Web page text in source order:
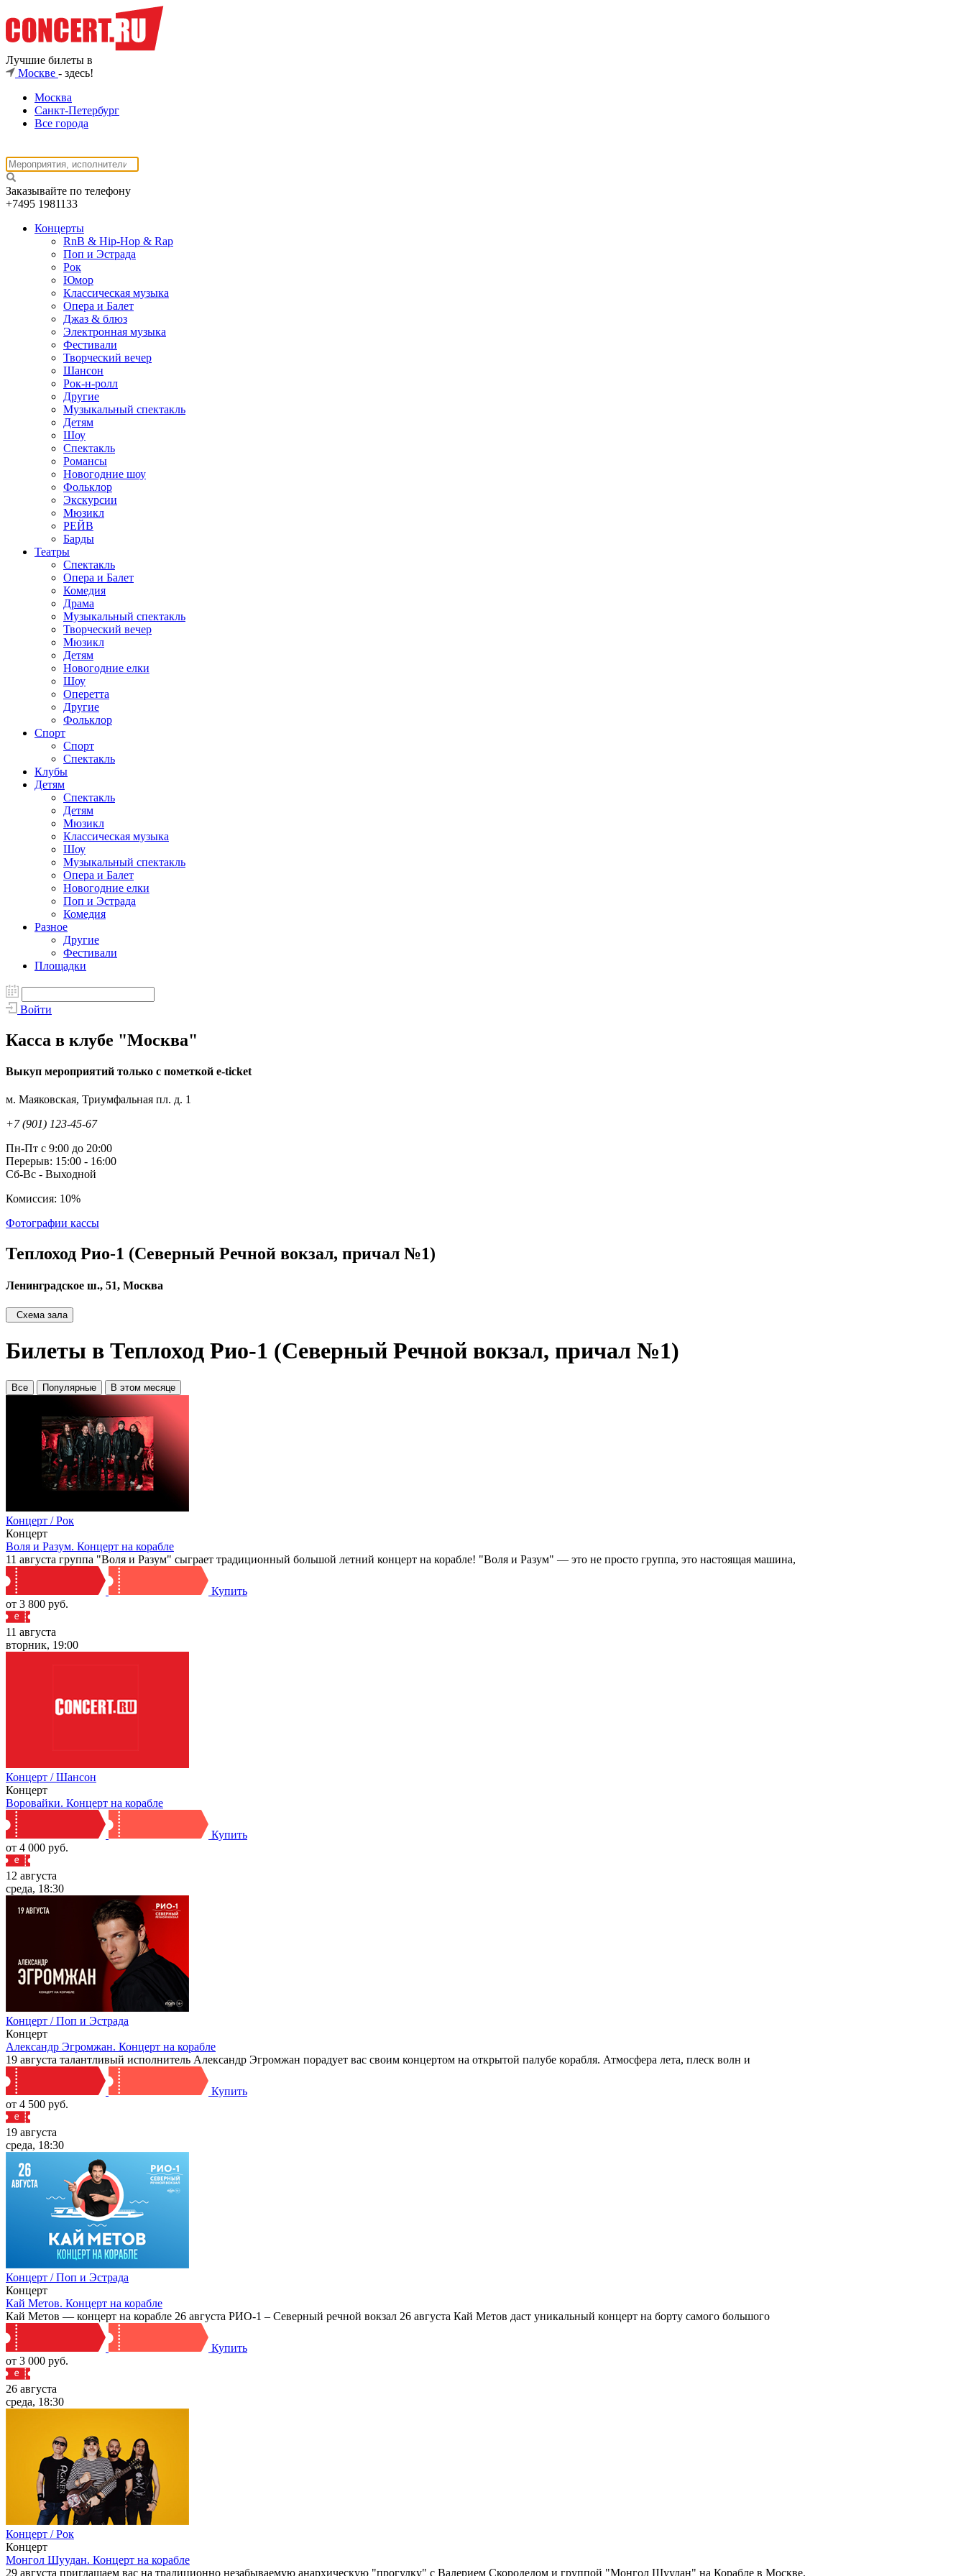
Лучшие билеты в
Москве - здесь!
Москва
Санкт-Петербург
Все города
Заказывайте по телефону
+7495 1981133
Концерты
RnB & Hip-Hop & Rap
Поп и Эстрада
Рок
Юмор
Классическая музыка
Опера и Балет
Джаз & блюз
Электронная музыка
Фестивали
Творческий вечер
Шансон
Рок-н-ролл
Другие
Музыкальный спектакль
Детям
Шоу
Спектакль
Романсы
Новогодние шоу
Фольклор
Экскурсии
Мюзикл
РЕЙВ
Барды
Театры
Спектакль
Опера и Балет
Комедия
Драма
Музыкальный спектакль
Творческий вечер
Мюзикл
Детям
Новогодние елки
Шоу
Оперетта
Другие
Фольклор
Спорт
Спорт
Спектакль
Клубы
Детям
Спектакль
Детям
Мюзикл
Классическая музыка
Шоу
Музыкальный спектакль
Опера и Балет
Новогодние елки
Поп и Эстрада
Комедия
Разное
Другие
Фестивали
Площадки
Войти
Касса в клубе "Москва"
Выкуп мероприятий только с пометкой e-ticket
м. Маяковская, Триумфальная пл. д. 1
+7 (901) 123-45-67
Пн-Пт с 9:00 до 20:00
Перерыв: 15:00 - 16:00
Сб-Вс - Выходной
Комиссия: 10%
Фотографии кассы
Теплоход Рио-1 (Северный Речной вокзал, причал №1)
Ленинградское ш., 51, Москва
Схема зала
Билеты в Теплоход Рио-1 (Северный Речной вокзал, причал №1)
Все Популярные В этом месяце
Концерт / Рок
Концерт
Воля и Разум. Концерт на корабле
11 августа группа "Воля и Разум" сыграет традиционный большой летний концерт на корабле! "Воля и Разум" — это не просто группа, это настоящая машина,
Купить
от 3 800 руб.
11 августа
вторник, 19:00
Концерт / Шансон
Концерт
Воровайки. Концерт на корабле
Купить
от 4 000 руб.
12 августа
среда, 18:30
Концерт / Поп и Эстрада
Концерт
Александр Эгромжан. Концерт на корабле
19 августа талантливый исполнитель Александр Эгромжан порадует вас своим концертом на открытой палубе корабля. Атмосфера лета, плеск волн и
Купить
от 4 500 руб.
19 августа
среда, 18:30
Концерт / Поп и Эстрада
Концерт
Кай Метов. Концерт на корабле
Кай Метов — концерт на корабле 26 августа РИО-1 – Северный речной вокзал 26 августа Кай Метов даст уникальный концерт на борту самого большого
Купить
от 3 000 руб.
26 августа
среда, 18:30
Концерт / Рок
Концерт
Монгол Шуудан. Концерт на корабле
29 августа приглашаем вас на традиционно незабываемую анархическую "прогулку" с Валерием Скородедом и группой "Монгол Шуудан" на Корабле в Москве.